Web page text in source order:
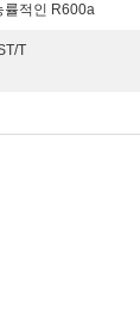
률적인 R600a
T